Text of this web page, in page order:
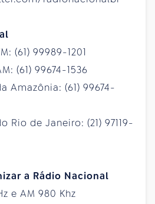
(61) 99989-1201
(61) 99674-1536
Amazônia: (61) 99674-
Rio de Janeiro: (21) 97119-
a Rádio Nacional
e AM 980 Khz